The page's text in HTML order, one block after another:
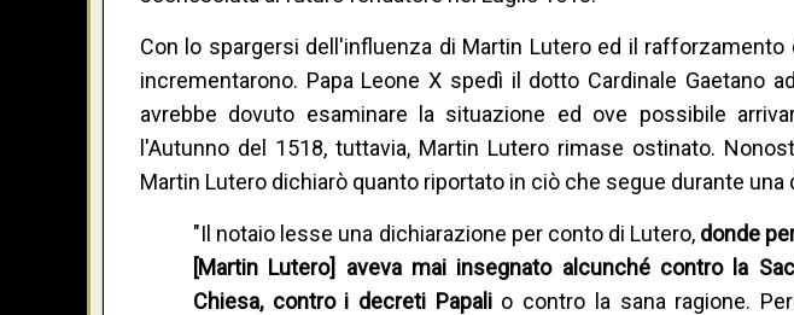
Con lo spargersi dell'influenza di Martin Lutero ed il
incrementarono. Papa Leone X spedì il dotto Cardinale Gaetano
avrebbe dovuto esaminare la situazione ed ove possibile
l'Autunno del 1518, tuttavia, Martin Lutero rimase ostinato.
Martin Lutero dichiarò quanto riportato in ciò che segue durante
"Il notaio lesse una dichiarazione per conto di Lutero, donde
[Martin Lutero] aveva mai insegnato alcunché contro la
Chiesa, contro i decreti Papalio contro la sana ragione.